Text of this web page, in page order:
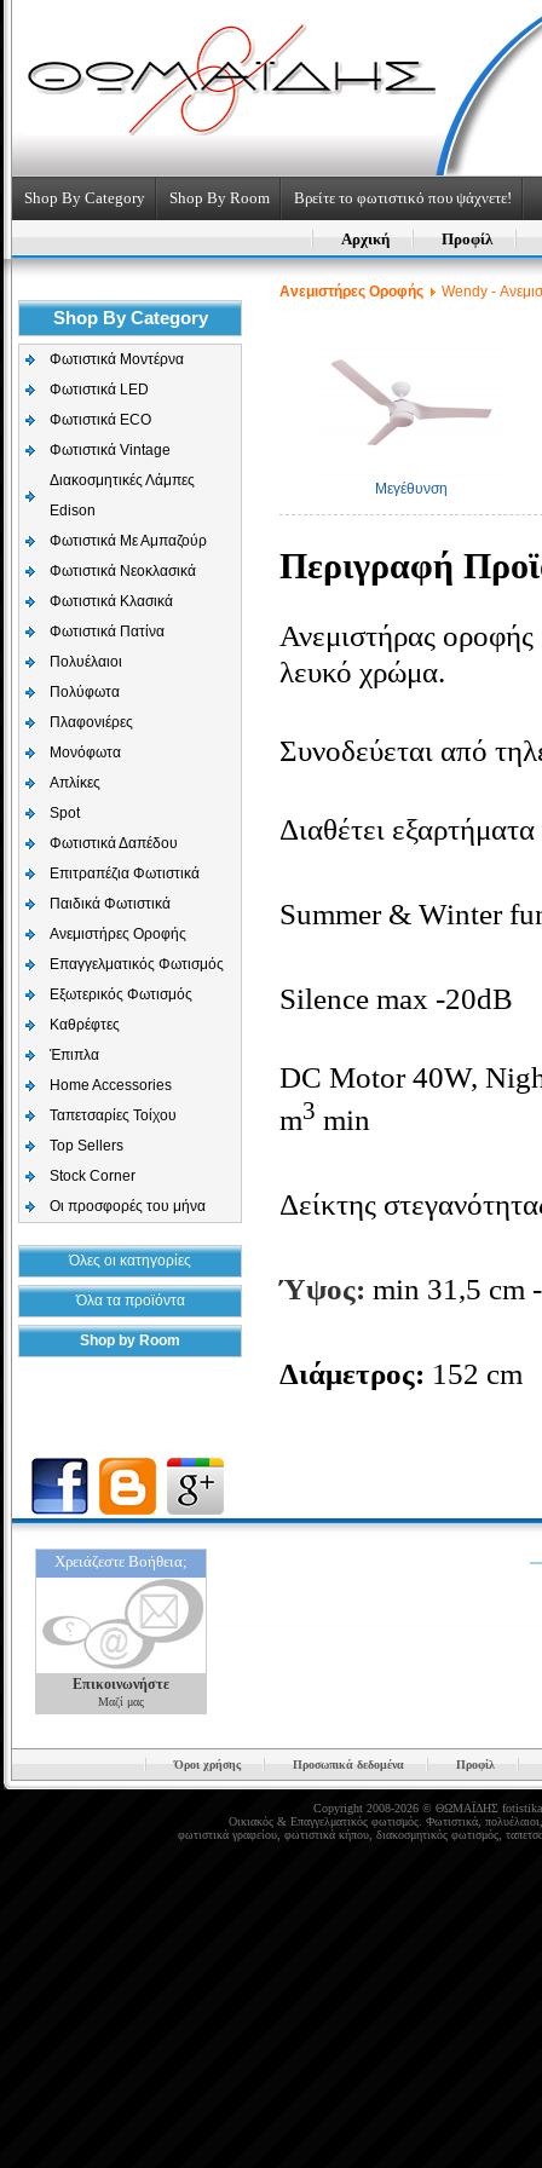
Shop By Category Shop By Room Βρείτε το φωτιστικό που ψάχνετε!
Αρχική Προφίλ
Shop By Category
Φωτιστικά Μοντέρνα
Φωτιστικά LED
Φωτιστικά ECO
Φωτιστικά Vintage
Διακοσμητικές Λάμπες
Edison
Φωτιστικά Με Αμπαζούρ
Φωτιστικά Νεοκλασικά
Φωτιστικά Κλασικά
Φωτιστικά Πατίνα
Πολυέλαιοι
Πολύφωτα
Πλαφονιέρες
Μονόφωτα
Απλίκες
Spot
Φωτιστικά Δαπέδου
Επιτραπέζια Φωτιστικά
Παιδικά Φωτιστικά
Aνεμιστήρες Οροφής
Επαγγελματικός Φωτισμός
Εξωτερικός Φωτισμός
Καθρέφτες
Έπιπλα
Home Accessories
Ταπετσαρίες Τοίχου
Top Sellers
Stock Corner
Οι προσφορές του μήνα
Όλες οι κατηγορίες
Όλα τα προϊόντα
Shop by Room
Aνεμιστήρες Οροφής Wendy -
Μεγέθυνση
Περιγραφή
Ανεμιστήρας
λευκό χρώμα.
Συνοδεύεται από
Διαθέτει
Summer & Winter
Silence max -20dB
DC Motor 40W,
m3 min
Δείκτης
Ύψος: min 31,5 cm
Διάμετρος: 152 cm
Χρειάζεστε Βοήθεια;
Επικοινωνήστε
Μαζί μας
Όροι χρήσης Προσωπικά δεδομένα Προφίλ
Copyright 2008-2026 © ΘΩΜΑΪΔΗΣ
Οικιακός& Επαγγελματικός φωτισμός. Φωτιστικά, πολυέλαιοι
φωτιστικά γραφείου, φωτιστικά κήπου, διακοσμητικός φωτισμός,